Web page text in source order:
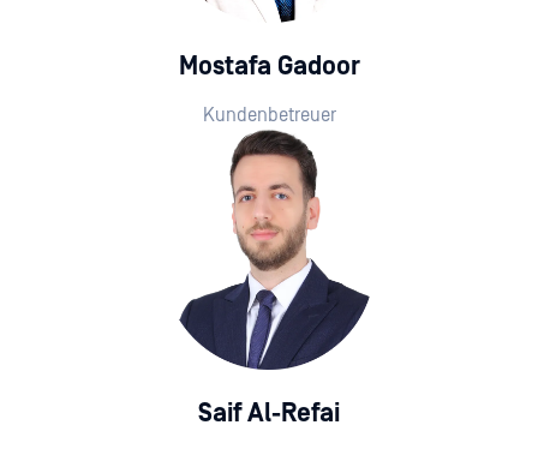
Mostafa Gadoor
Kundenbetreuer
Saif Al-Refai